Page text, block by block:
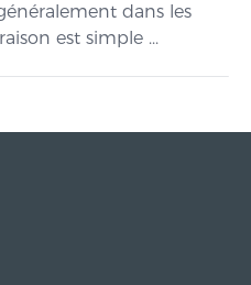
dans les
est simple ...